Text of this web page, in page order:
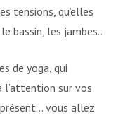
tensions, qu’elles
bassin, les jambes…
de yoga, qui
l’attention sur vos
vous allez